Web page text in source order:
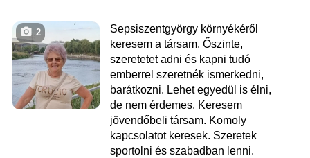
2
Sepsiszentgyörgy környékéről
keresem a társam. Őszinte,
szeretetet adni és kapni tudó
emberrel szeretnék ismerkedni,
barátkozni. Lehet egyedül is élni,
de nem érdemes. Keresem
jövendőbeli társam. Komoly
kapcsolatot keresek. Szeretek
sportolni és szabadban lenni.